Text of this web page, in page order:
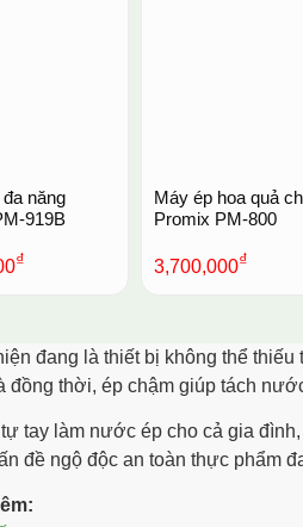
năng
919B
₫
Máy ép hoa quả
Promix PM-800
3,700,000₫
đang là thiết bị không thể
đồng thời, ép chậm giúp tách
tay làm nước ép cho cả gia
đề ngộ độc an toàn thực phẩm